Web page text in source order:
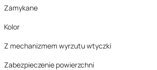
Zamykane
Kolor
Z mechanizmem wyrzutu wtyczki
Zabezpieczenie powierzchni